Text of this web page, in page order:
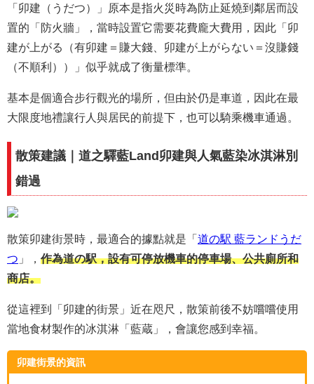
「卯建（うだつ）」原本是指火災時為防止延燒到鄰居而設
置的「防火牆」，當時設置它需要花費龐大費用，因此「卯
建が上がる（有卯建＝賺大錢、卯建が上がらない＝沒賺錢
（不順利））」似乎就成了衡量標準。
基本是個適合步行觀光的場所，但由於仍是車道，因此在最
大限度地禮讓行人與居民的前提下，也可以騎乘機車通過。
散策建議｜道之驛藍Land卯建與人氣藍染冰淇淋別
錯過
散策卯建街景時，最適合的據點就是「 道の駅 藍ランドうだ
つ 」， 作為道の駅，設有可停放機車的停車場、公共廁所和
商店。
從這裡到「卯建的街景」近在咫尺，散策前後不妨嚐嚐使用
當地食材製作的冰淇淋「藍蔵」，會讓您感到幸福。
卯建街景的資訊